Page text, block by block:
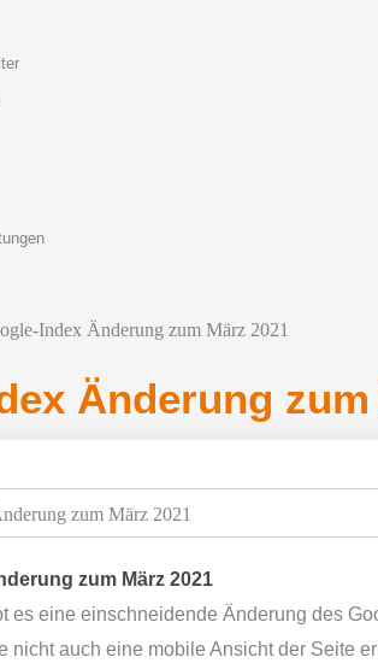
Index Änderung zum März 2021
Änderung zum
zum März 2021
es eine einschneidende Änderung des
nicht auch eine mobile Ansicht der Seite